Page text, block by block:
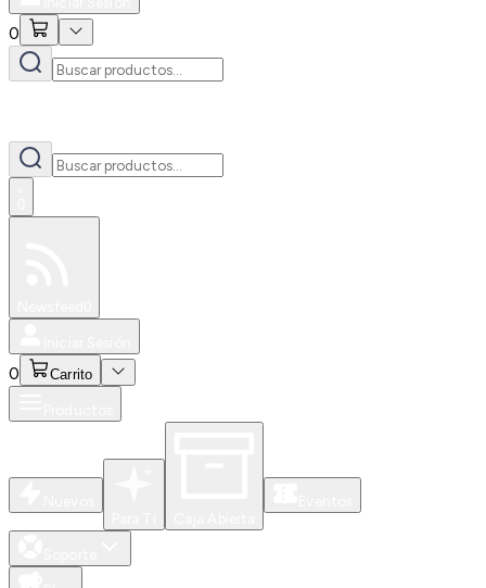
0
0 Carrito